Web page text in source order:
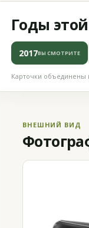
Годы
2017ВЫ СМОТРИТЕ
Карточки объединены
ВНЕШНИЙ ВИД